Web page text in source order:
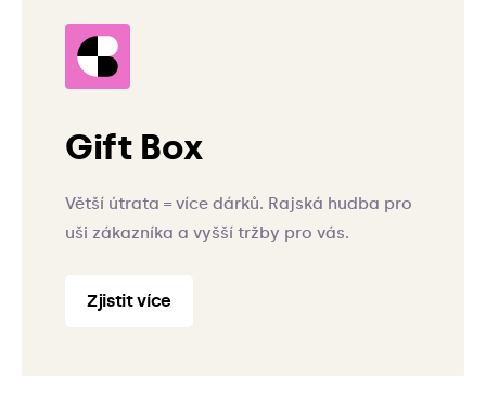
Gift Box
Větší útrata = více dárků. Rajská hudba pro
uši zákazníka a vyšší tržby pro vás.
Zjistit více